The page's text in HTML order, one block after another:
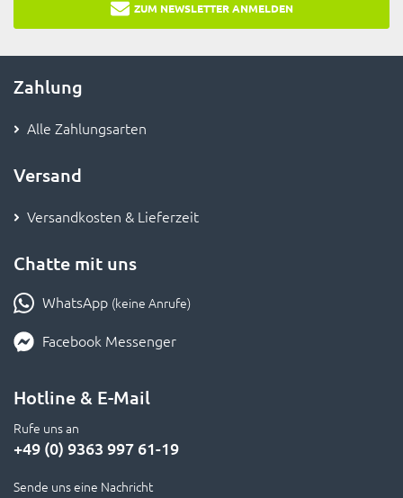
ZUM NEWSLETTER ANMELDEN
Zahlung
Alle Zahlungsarten
Versand
Versandkosten & Lieferzeit
Chatte mit uns
WhatsApp (keine Anrufe)
Facebook Messenger
Hotline & E-Mail
Rufe uns an
+49 (0) 9363 997 61-19
Sende uns eine Nachricht